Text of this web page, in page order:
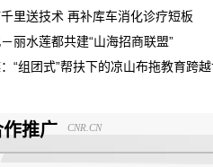
Smart汽车肆意欺骗消费者，总部监管缺
，客户权益保障无门！
求:不能进行贷款审批流程，并退还
予交付车辆
谈的时候说的只要有比他低的就退
里送技术 再补库车消化诊疗短板
丽水莲都共建“山海招商联盟”
“组团式”帮扶下的凉山布拖教育跨
作推广 CNR.CN